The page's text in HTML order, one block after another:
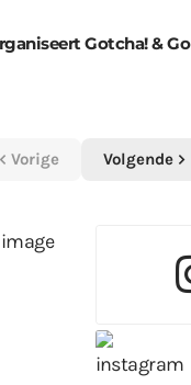
Gotcha! & Go
Vorige Volgende